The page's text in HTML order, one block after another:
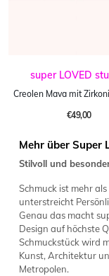
super LOVED
Creolen Mava mit
€49,00
Mehr über Super
Stilvoll und
Schmuck ist mehr
unterstreicht
Genau das macht
Design auf höchste
Schmuckstück wird
Kunst, Architektur
Metropolen.